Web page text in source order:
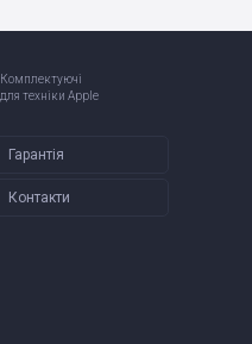
Комплектуючі
для техніки Apple
Гарантія
Контакти